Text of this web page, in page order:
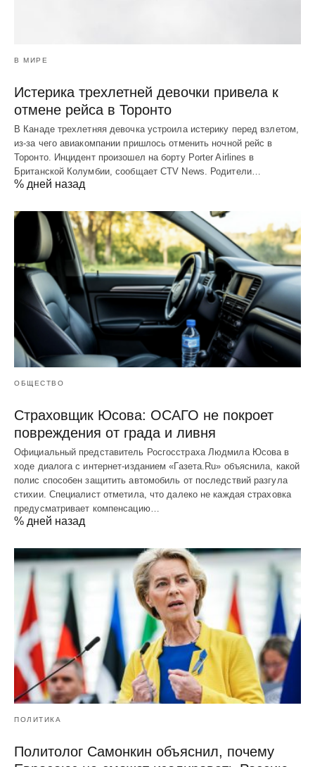
В МИРЕ
Истерика трехлетней девочки привела к
отмене рейса в Торонто
В Канаде трехлетняя девочка устроила истерику перед взлетом,
из-за чего авиакомпании пришлось отменить ночной рейс в
Торонто. Инцидент произошел на борту Porter Airlines в
Британской Колумбии, сообщает CTV News. Родители…
% дней назад
ОБЩЕСТВО
Страховщик Юсова: ОСАГО не покроет
повреждения от града и ливня
Официальный представитель Росгосстраха Людмила Юсова в
ходе диалога с интернет-изданием «Газета.Ru» объяснила, какой
полис способен защитить автомобиль от последствий разгула
стихии. Специалист отметила, что далеко не каждая страховка
предусматривает компенсацию…
% дней назад
ПОЛИТИКА
Политолог Самонкин объяснил, почему